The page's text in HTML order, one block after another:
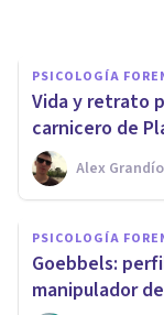
PSICOLOGÍA
Vida y retrato
carnicero de
Alex Grandío
PSICOLOGÍA
Goebbels:
manipulador
PSICOLOGÍA
​Perfil
violencia
rasgos